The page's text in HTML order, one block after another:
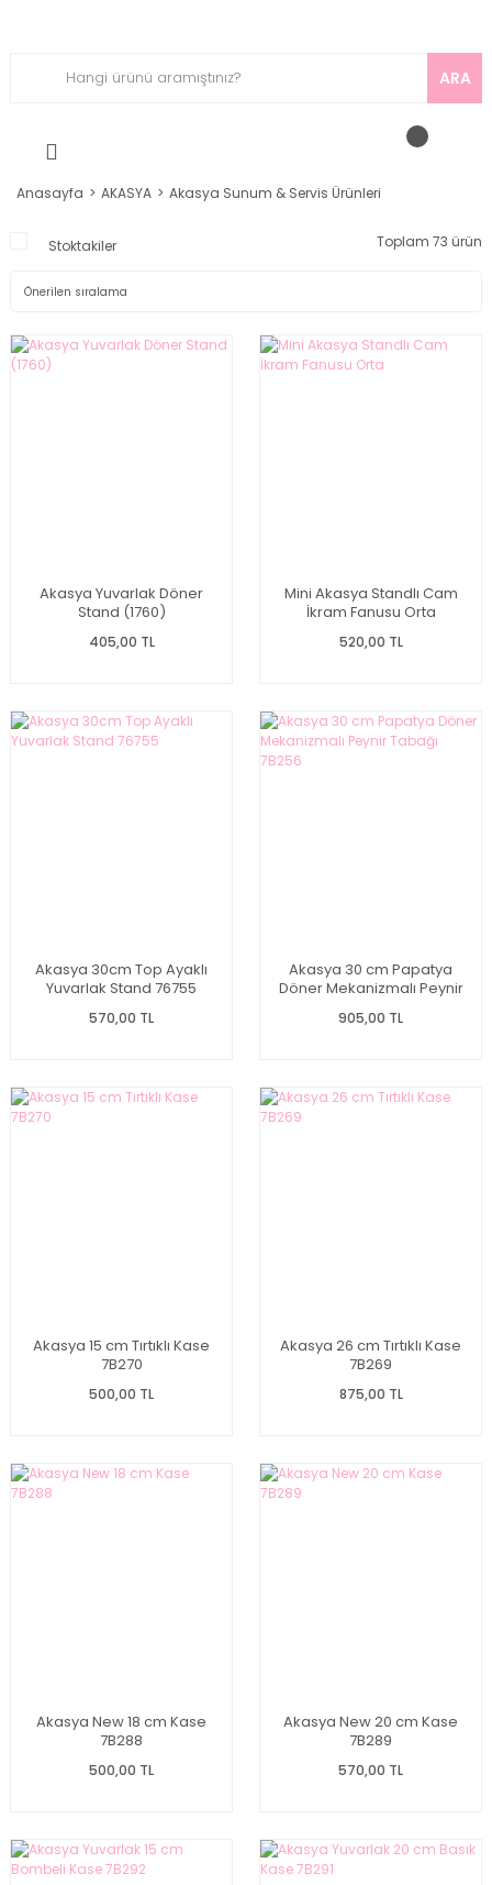
ARA
Anasayfa AKASYA Akasya Sunum & Servis Ürünleri
Stoktakiler Toplam 73 ürün
Akasya Yuvarlak Döner
Stand (1760)
405,00 TL
Mini Akasya Standlı Cam
İkram Fanusu Orta
520,00 TL
Akasya 30cm Top Ayaklı
Yuvarlak Stand 76755
570,00 TL
Akasya 30 cm Papatya
Döner Mekanizmalı Peynir
905,00 TL
Akasya 15 cm Tırtıklı Kase
7B270
500,00 TL
Akasya 26 cm Tırtıklı Kase
7B269
875,00 TL
Akasya New 18 cm Kase
7B288
500,00 TL
Akasya New 20 cm Kase
7B289
570,00 TL